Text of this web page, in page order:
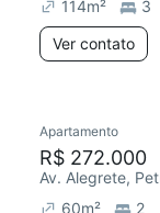
114m² 3
Ver contato
Apartamento
R$ 272.000
Av. Alegrete,
60m² 2